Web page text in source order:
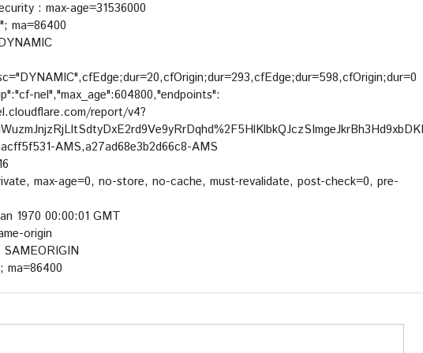
: max-age=31536000
ma=86400
nel","max_age":604800,"endpoints":
report/v4?
AMS,a27ad68e3b2d66c8-AMS
max-age=0, no-store, no-cache, must-revalidate, post-check=0, pre-
1970 00:00:01 GMT
origin
ma=86400